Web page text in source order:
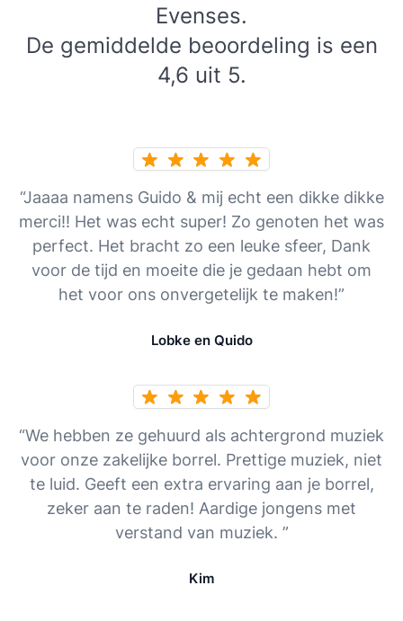
Evenses.
De gemiddelde beoordeling is een
4,6 uit 5.
“Jaaaa namens Guido & mij echt een dikke dikke
merci!! Het was echt super! Zo genoten het was
perfect. Het bracht zo een leuke sfeer, Dank
voor de tijd en moeite die je gedaan hebt om
het voor ons onvergetelijk te maken!”
Lobke en Quido
“We hebben ze gehuurd als achtergrond muziek
voor onze zakelijke borrel. Prettige muziek, niet
te luid. Geeft een extra ervaring aan je borrel,
zeker aan te raden! Aardige jongens met
verstand van muziek. ”
Kim